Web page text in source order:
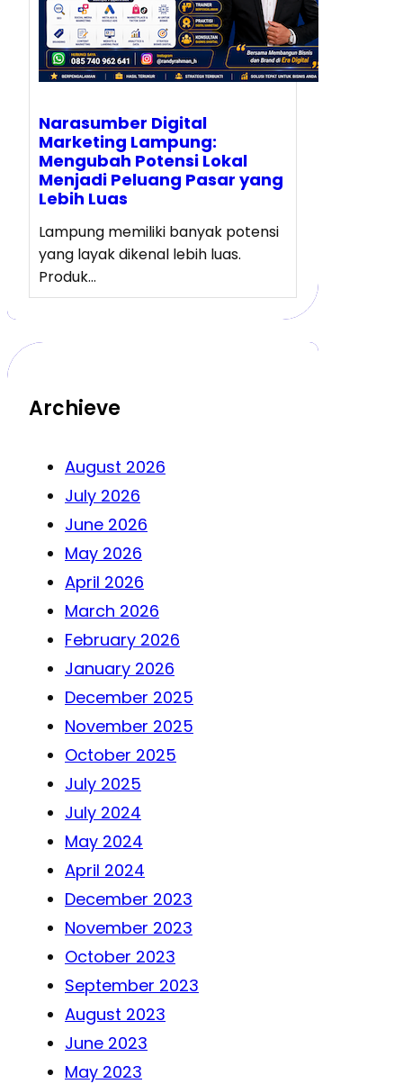
Narasumber Digital
Marketing Lampung:
Mengubah Potensi Lokal
Menjadi Peluang Pasar yang
Lebih Luas
Lampung memiliki banyak potensi
yang layak dikenal lebih luas.
Produk…
Archieve
August 2026
July 2026
June 2026
May 2026
April 2026
March 2026
February 2026
January 2026
December 2025
November 2025
October 2025
July 2025
July 2024
May 2024
April 2024
December 2023
November 2023
October 2023
September 2023
August 2023
June 2023
May 2023